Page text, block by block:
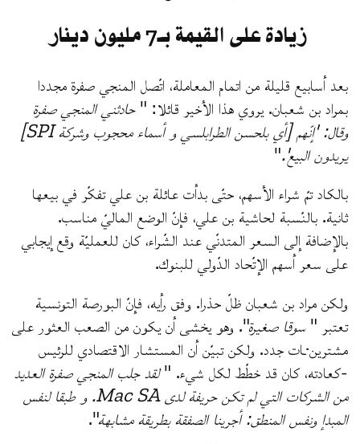
زيادة على القيمة بـ7 مليون دينار
بعد أسابيع قليلة من اتمام المعاملة، اتّصل المنجي صفرة مجددا
بمراد بن شعبان. يروي هذا الأخير قائلا: "حادثني المنجي صفرة
وقال: 'إنّهم [أي بلحسن الطرابلسي و أسماء محجوب وشركة SPI]
يريدون البيع'."
بالكاد تمّ شراء الأسهم، حتّى بدأت عائلة بن علي تفكّر في بيعها
ثانية. بالنّسبة لحاشية بن علي، فإنّ الوضع الماليّ مناسب.
بالإضافة إلى السعر المتدنّي عند الشّراء، كان للعمليّة وقع إيجابي
على سعر أسهم الإتّحاد الدّولي للبنوك.
ولكن مراد بن شعبان ظلّ حذرا. وفق رأيه، فإنّ البورصة التونسية
تعتبر "سوقا صغيرة". وهو يخشى أن يكون من الصعب العثور على
مشترين·ـات جدد. ولكن تبيّن أن المستشار الاقتصادي للرئيس
-كعادته، كان قد خطّط لكل شيء. "لقد جلب المنجي صفرة العديد
من الشركات التي لم تكن حريفة لدى Mac SA. و طبقا لنفس
المبدإ ونفس المنطق: أجرينا الصفقة بطريقة مشابهة".